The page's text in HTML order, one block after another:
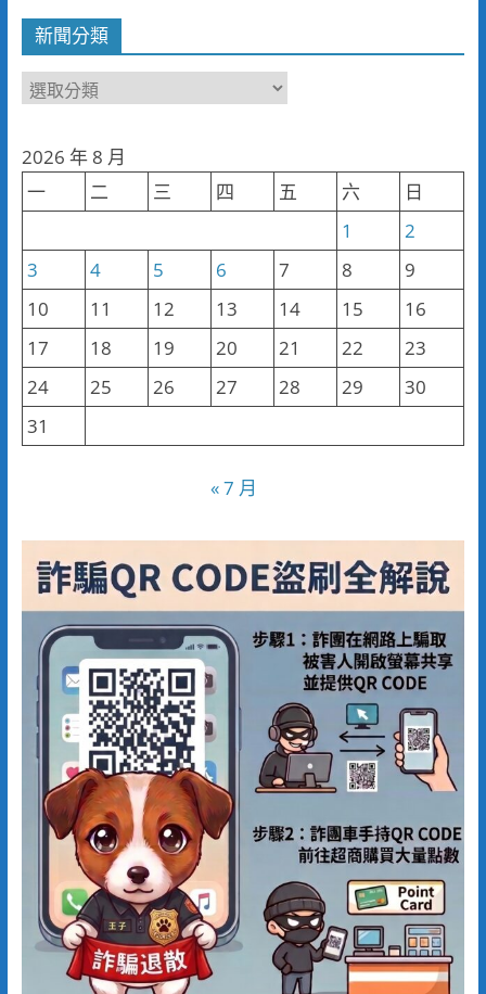
新聞分類
新
類
2026 年 8 月
一
二 三 四 五 六
日
1
2
3
4 5 6 7 8
9
10
11 12 13 14 15
16
17
18 19 20 21 22
23
24
25 26 27 28 29
30
31
« 7 月